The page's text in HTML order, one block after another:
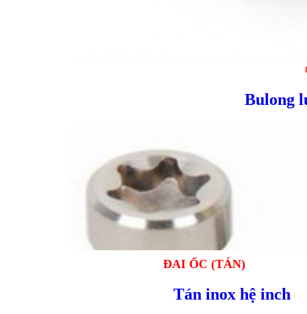
Bulong
ĐAI ỐC (TÁN)
Tán inox hệ inch